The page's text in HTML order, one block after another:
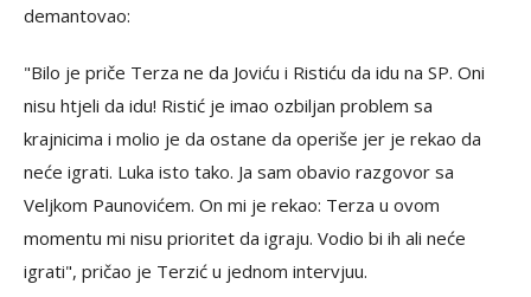
demantovao:
"Bilo je priče Terza ne da Joviću i Ristiću da idu na SP. Oni
nisu htjeli da idu! Ristić je imao ozbiljan problem sa
krajnicima i molio je da ostane da operiše jer je rekao da
neće igrati. Luka isto tako. Ja sam obavio razgovor sa
Veljkom Paunovićem. On mi je rekao: Terza u ovom
momentu mi nisu prioritet da igraju. Vodio bi ih ali neće
igrati", pričao je Terzić u jednom intervjuu.